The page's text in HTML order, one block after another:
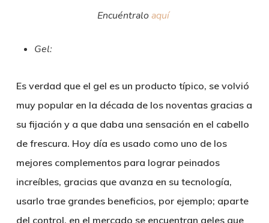
Encuéntraloaquí
Gel:
Es verdad que el gel es un producto típico, se volvió
muy popular en la década de los noventas gracias a
su fijación y a que daba una sensación en el cabello
de frescura. Hoy día es usado como uno de los
mejores complementos para lograr peinados
increíbles, gracias que avanza en su tecnología,
usarlo trae grandes beneficios, por ejemplo; aparte
del control, en el mercado se encuentran geles que